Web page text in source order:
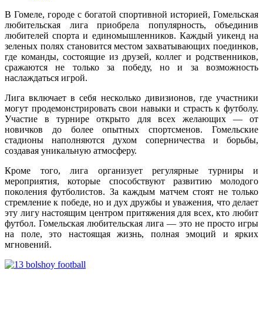
В Гомеле, городе с богатой спортивной историей, Гомельская
любительская лига приобрела популярность, объединив
любителей спорта и единомышленников. Каждый уикенд на
зеленых полях становится местом захватывающих поединков,
где команды, состоящие из друзей, коллег и родственников,
сражаются не только за победу, но и за возможность
наслаждаться игрой.
Лига включает в себя несколько дивизионов, где участники
могут продемонстрировать свои навыки и страсть к футболу.
Участие в турнире открыто для всех желающих — от
новичков до более опытных спортсменов. Гомельские
стадионы наполняются духом соперничества и борьбы,
создавая уникальную атмосферу.
Кроме того, лига организует регулярные турниры и
мероприятия, которые способствуют развитию молодого
поколения футболистов. За каждым матчем стоят не только
стремление к победе, но и дух дружбы и уважения, что делает
эту лигу настоящим центром притяжения для всех, кто любит
футбол. Гомельская любительская лига — это не просто игры
на поле, это настоящая жизнь, полная эмоций и ярких
мгновений.